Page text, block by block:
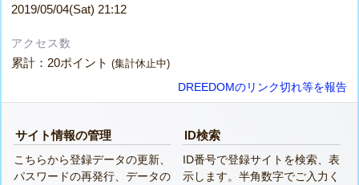
2019/05/04(Sat) 21:12
アクセス数
累計：20ポイント(集計休止中)
DREEDOMのリンク切れ等を報告
サイト情報の管理
こちらから登録データの更新、
パスワードの再発行、データの
ID検索
ID番号で登録サイトを検索、表
示します。半角数字でご入力く